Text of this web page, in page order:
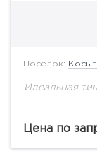
Посёлок:
Идеальная
Цена по